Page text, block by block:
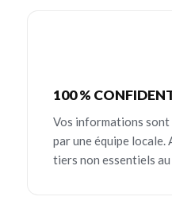
100 %
Vos informations
par une équipe locale.
tiers non essentiels